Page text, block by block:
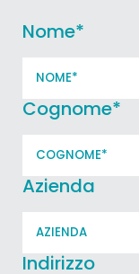
Nome*
Cognome*
Azienda
Indirizzo